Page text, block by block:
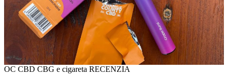
OC CBD CBG e cigareta RECENZIA